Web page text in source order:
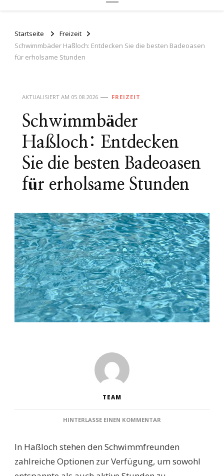
Startseite
Freizeit
Schwimmbäder Haßloch: Entdecken Sie die besten Badeoasen
für erholsame Stunden
AKTUALISIERT AM 05.08.2026 FREIZEIT
Schwimmbäder
Haßloch: Entdecken
Sie die besten Badeoasen
für erholsame Stunden
TEAM
HINTERLASSE EINEN KOMMENTAR
NTDECKEN S
IE B
In Haßloch stehen den Schwimmfreunden
zahlreiche Optionen zur Verfügung, um sowohl